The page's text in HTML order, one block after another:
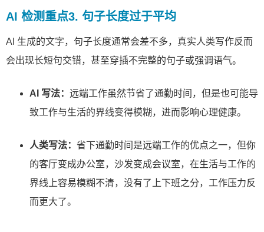
AI 检测重点3. 句子长度过于平均
AI 生成的文字，句子长度通常会差不多，真实人类写作反而
会出现长短句交错，甚至穿插不完整的句子或强调语气。
AI 写法： 远端工作虽然节省了通勤时间，但是也可能导
致工作与生活的界线变得模糊，进而影响心理健康。
人类写法： 省下通勤时间是远端工作的优点之一，但你
的客厅变成办公室，沙发变成会议室，在生活与工作的
界线上容易模糊不清，没有了上下班之分，工作压力反
而更大了。